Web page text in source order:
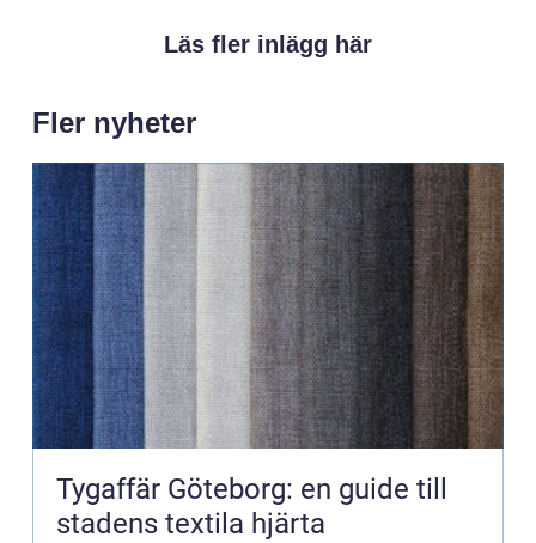
Läs fler inlägg här
Fler nyheter
Tygaffär Göteborg: en guide till
stadens textila hjärta